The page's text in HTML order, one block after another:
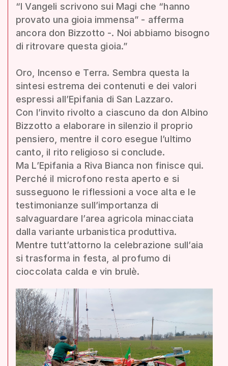
“I Vangeli scrivono sui Magi che “hanno
provato una gioia immensa” - afferma
ancora don Bizzotto -. Noi abbiamo bisogno
di ritrovare questa gioia.”
Oro, Incenso e Terra. Sembra questa la
sintesi estrema dei contenuti e dei valori
espressi all’Epifania di San Lazzaro.
Con l’invito rivolto a ciascuno da don Albino
Bizzotto a elaborare in silenzio il proprio
pensiero, mentre il coro esegue l’ultimo
canto, il rito religioso si conclude.
Ma L’Epifania a Riva Bianca non finisce qui.
Perché il microfono resta aperto e si
susseguono le riflessioni a voce alta e le
testimonianze sull’importanza di
salvaguardare l’area agricola minacciata
dalla variante urbanistica produttiva.
Mentre tutt’attorno la celebrazione sull’aia
si trasforma in festa, al profumo di
cioccolata calda e vin brulè.